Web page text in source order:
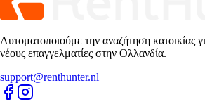
Αυτοματοποιούμε την αναζήτηση κατοικίας
νέους επαγγελματίες στην Ολλανδία.
support@renthunter.nl